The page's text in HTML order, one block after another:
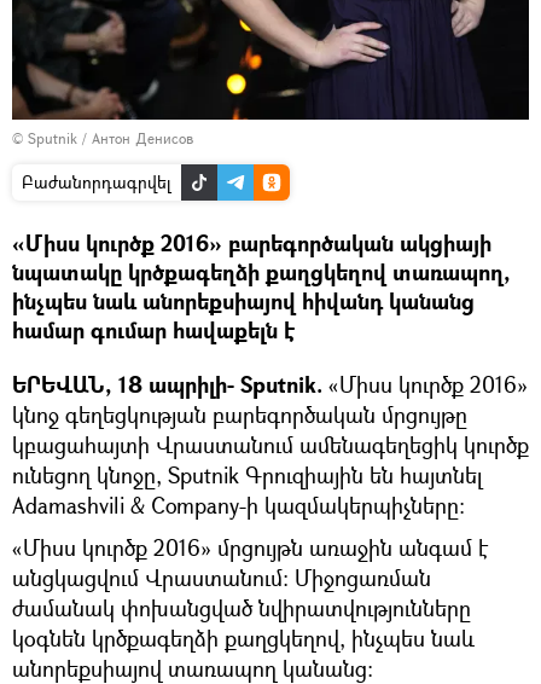
© Sputnik / Антон Денисов
Բաժանորդագրվել
«Միսս կուրծք 2016» բարեգործական ակցիայի
նպատակը կրծքագեղձի քաղցկեղով տառապող,
ինչպես նաև անորեքսիայով հիվանդ կանանց
համար գումար հավաքելն է
ԵՐԵՎԱՆ, 18 ապրիլի- Sputnik. «Միսս կուրծք 2016»
կնոջ գեղեցկության բարեգործական մրցույթը
կբացահայտի Վրաստանում ամենագեղեցիկ կուրծք
ունեցող կնոջը, Sputnik Գրուզիային են հայտնել
Adamashvili & Company-ի կազմակերպիչները։
«Միսս կուրծք 2016» մրցույթն առաջին անգամ է
անցկացվում Վրաստանում։ Միջոցառման
ժամանակ փոխանցված նվիրատվությունները
կօգնեն կրծքագեղձի քաղցկեղով, ինչպես նաև
անորեքսիայով տառապող կանանց։